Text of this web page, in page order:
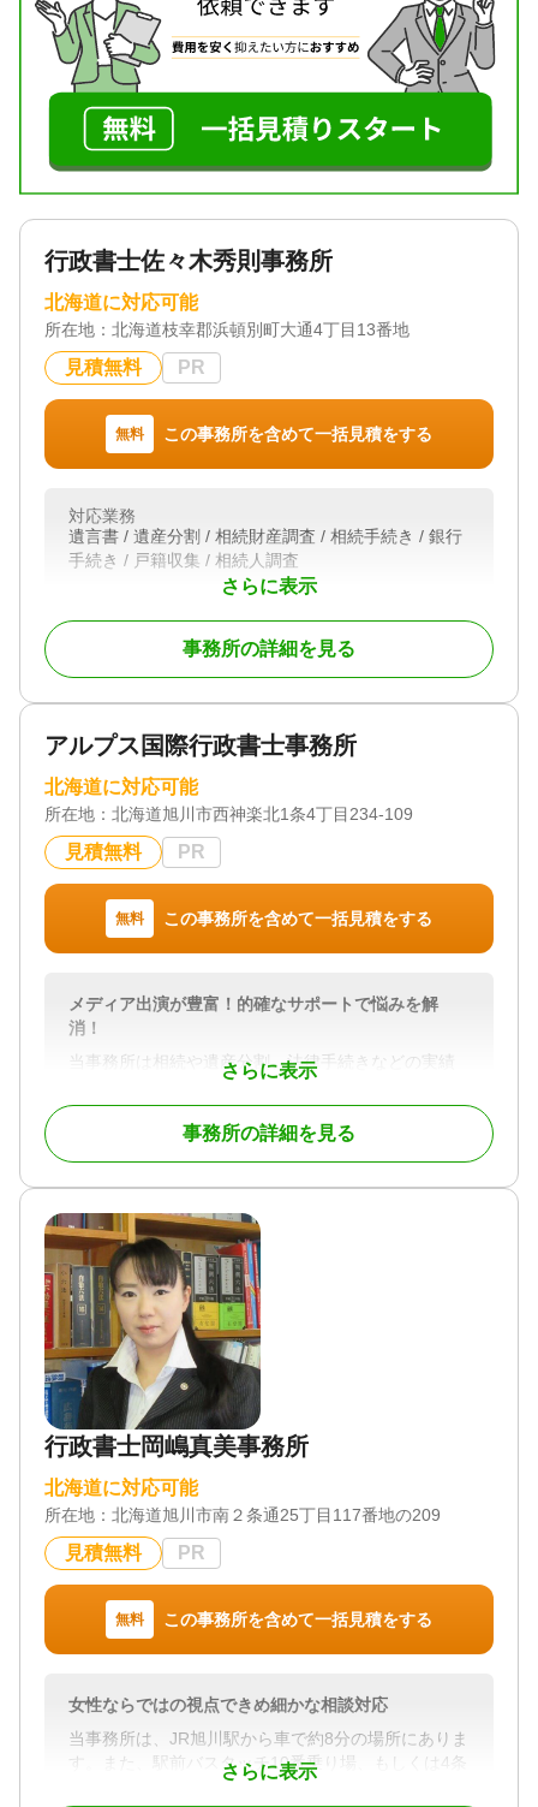
対応体制
土日相談可 / 初回相談無料 / 18時以降相談可
行政書士佐々木秀則事務所
北海道に対応可能
所在地： 北海道枝幸郡浜頓別町大通4丁目13番地
見積無料 PR
無料 この事務所を含めて一括見積をする
さらに表示
対応業務
遺言書 / 遺産分割 / 相続財産調査 / 相続手続き / 銀行
手続き / 戸籍収集 / 相続人調査
初回相談無料
事務所の詳細を見る
アルプス国際行政書士事務所
北海道に対応可能
所在地： 北海道旭川市西神楽北1条4丁目234-109
見積無料 PR
無料 この事務所を含めて一括見積をする
さらに表示
メディア出演が豊富！的確なサポートで悩みを解
消！
当事務所は相続や遺産分割、法律手続きなどの実績
が豊富です。北海道全域に対応しており、新聞や雑
誌などのメディアや書籍への掲載実績も豊富で地域
の方々から信頼を得ています。
旭川近郊への出張相談は無料。営業時間は9:00から
などで忙しい方でも気軽に相談できます。
また、電話での問い合わせの場合は折り返し電話を
かけるシステムのため、実質通話料も無料です。
さまざまなセミナーを開催し、地域の方々への情報
提供に力を入れています。
相続に関するさまざまな不安を早期に解消するた
め、お気軽に相談ください。
対応地域
北海道内全域
対応業務
遺言書 / 遺産分割 / 相続財産調査 / 相続手続き / 銀行
手続き / 戸籍収集 / 相続人調査
対応体制
土日相談可 / 初回相談無料 / 18時以降相談可 / オンラ
事務所の詳細を見る
行政書士岡嶋真美事務所
北海道に対応可能
所在地： 北海道旭川市南２条通25丁目117番地の209
見積無料 PR
無料 この事務所を含めて一括見積をする
さらに表示
女性ならではの視点できめ細かな相談対応
当事務所は、JR旭川駅から車で約8分の場所にありま
す。また、駅前バスタッチ10番乗り場、もしくは4条
通18丁目のバス停から旭川電気軌道の70・76番線で